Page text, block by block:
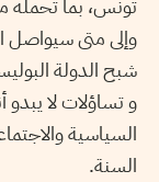
تونس، بما تحمله
وإلى متى سيواصل
شبح الدولة
و تساؤلات لا يبدو
السياسية
السنة.